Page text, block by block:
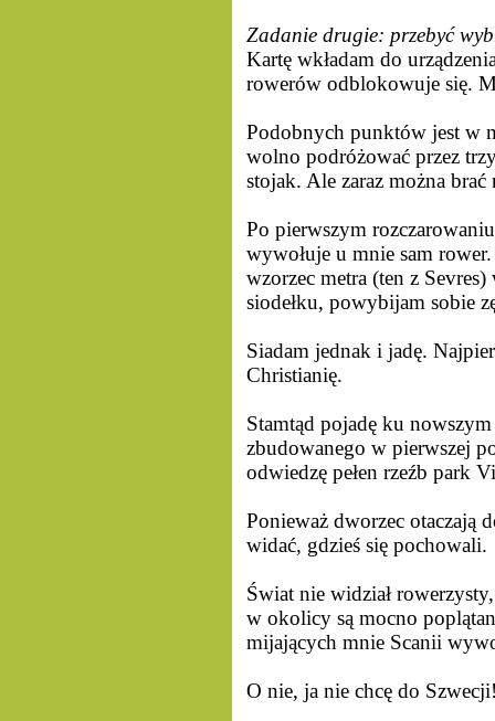
Zadanie drugie: przebyć
Kartę wkładam do
rowerów odblokowuje się.
Podobnych punktów jest w
wolno podróżować przez
stojak. Ale zaraz można
Po pierwszym
wywołuje u mnie sam
wzorzec metra (ten z
siodełku, powybijam sobie
Siadam jednak i jadę.
Christianię.
Stamtąd pojadę ku
zbudowanego w pierwszej
odwiedzę pełen rzeźb park
Ponieważ dworzec otaczają
widać, gdzieś się pochowali.
Świat nie widział
w okolicy są mocno
mijających mnie Scanii
O nie, ja nie chcę do